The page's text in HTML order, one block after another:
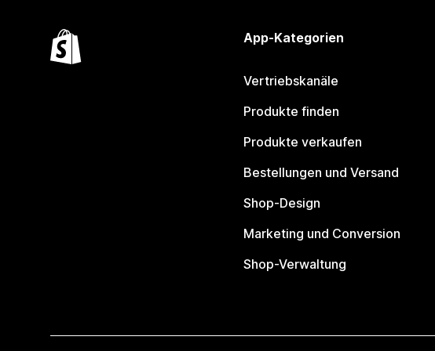
App-Kategorien
Vertriebskanäle
Produkte finden
Produkte verkaufen
Bestellungen und Versand
Shop-Design
Marketing und Conversion
Shop-Verwaltung